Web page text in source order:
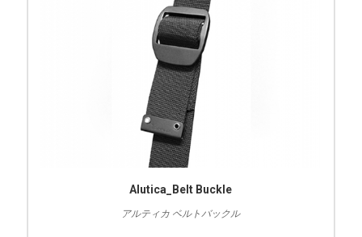
Alutica_Belt Buckle
アルティカ ベルトバックル